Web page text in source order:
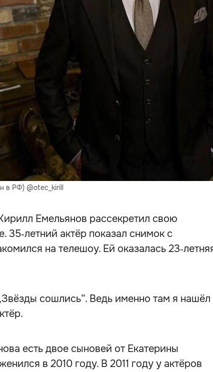
в РФ) @otec_kirill
Емельянов рассекретил свою
актёр показал снимок с
на телешоу. Ей оказалась
сошлись“. Ведь именно там я нашёл
есть двое сыновей от Екатерины
в 2010 году. В 2011 году у актёров